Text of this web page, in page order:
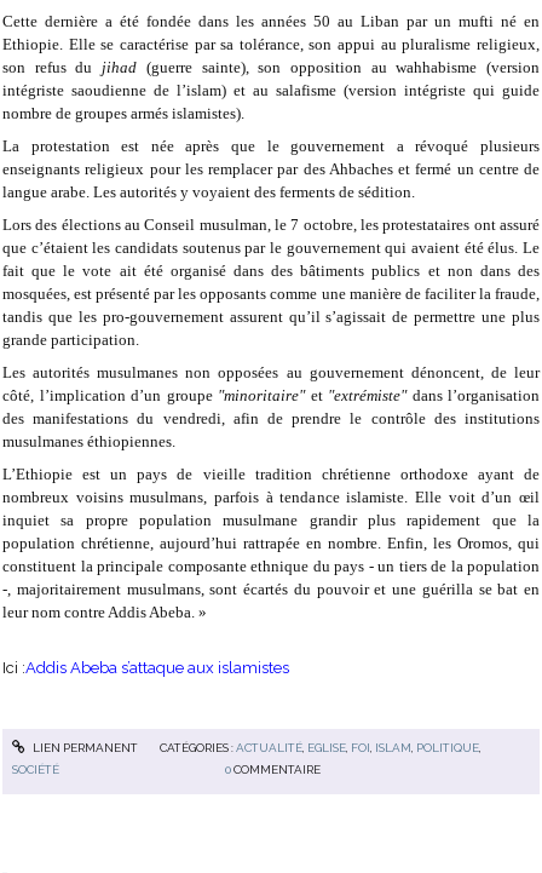
Cette dernière a été fondée dans les années 50 au Liban par un mufti né en
Ethiopie. Elle se caractérise par sa tolérance, son appui au pluralisme religieux,
son refus du jihad (guerre sainte), son opposition au wahhabisme (version
intégriste saoudienne de l’islam) et au salafisme (version intégriste qui guide
nombre de groupes armés islamistes).
La protestation est née après que le gouvernement a révoqué plusieurs
enseignants religieux pour les remplacer par des Ahbaches et fermé un centre de
langue arabe. Les autorités y voyaient des ferments de sédition.
Lors des élections au Conseil musulman, le 7 octobre, les protestataires ont assuré
que c’étaient les candidats soutenus par le gouvernement qui avaient été élus. Le
fait que le vote ait été organisé dans des bâtiments publics et non dans des
mosquées, est présenté par les opposants comme une manière de faciliter la fraude,
tandis que les pro-gouvernement assurent qu’il s’agissait de permettre une plus
grande participation.
Les autorités musulmanes non opposées au gouvernement dénoncent, de leur
côté, l’implication d’un groupe "minoritaire"et "extrémiste"dans l’organisation
des manifestations du vendredi, afin de prendre le contrôle des institutions
musulmanes éthiopiennes.
L’Ethiopie est un pays de vieille tradition chrétienne orthodoxe ayant de
nombreux voisins musulmans, parfois à tendance islamiste. Elle voit d’un œil
inquiet sa propre population musulmane grandir plus rapidement que la
population chrétienne, aujourd’hui rattrapée en nombre. Enfin, les Oromos, qui
constituent la principale composante ethnique du pays - un tiers de la population
-, majoritairement musulmans, sont écartés du pouvoir et une guérilla se bat en
leur nom contre Addis Abeba. »
Ici :Addis Abeba s’attaque aux islamistes
LIEN PERMANENT CATÉGORIES :ACTUALITÉ, EGLISE, FOI ISLAM POLITIQUE,
SOCIÉTÉ
0 COMMENTAIRE